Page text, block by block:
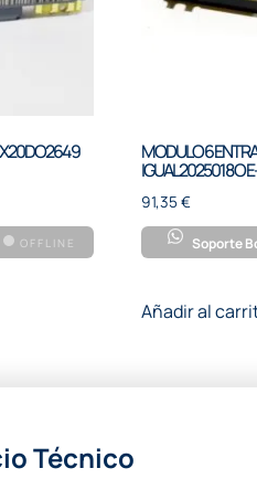
X20DO2649
OFFLINE
MODULO 6
IGUAL 2025018 O
91,35€
Soporte
Añadir al
Técnico